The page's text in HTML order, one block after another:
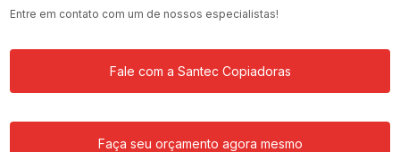
Entre em contato com um de nossos especialistas!
Fale com a Santec Copiadoras
Faça seu orçamento agora mesmo